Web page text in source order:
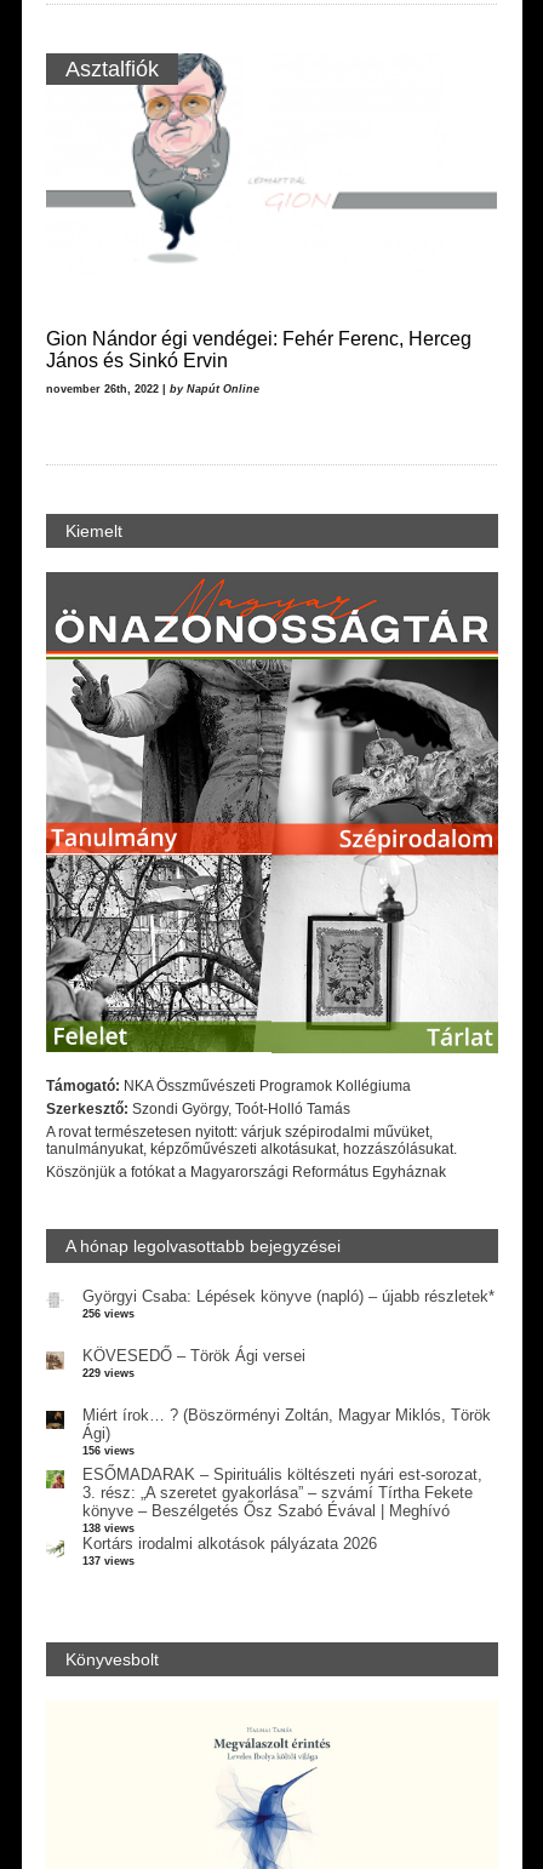
Asztalfiók
Gion Nándor égi vendégei: Fehér Ferenc, Herceg
János és Sinkó Ervin
november 26th, 2022 | by Napút Online
Kiemelt
Támogató: NKA Összművészeti Programok Kollégiuma
Szerkesztő: Szondi György, Toót-Holló Tamás
A rovat természetesen nyitott: várjuk szépirodalmi művüket,
tanulmányukat, képzőművészeti alkotásukat, hozzászólásukat.
Köszönjük a fotókat a Magyarországi Református Egyháznak
A hónap legolvasottabb bejegyzései
Györgyi Csaba: Lépések könyve (napló) – újabb részletek*
256 views
KÖVESEDŐ – Török Ági versei
229 views
Miért írok… ? (Böszörményi Zoltán, Magyar Miklós, Török
Ági)
156 views
ESŐMADARAK – Spirituális költészeti nyári est-sorozat,
3. rész: „A szeretet gyakorlása” – szvámí Tírtha Fekete
könyve – Beszélgetés Ősz Szabó Évával | Meghívó
138 views
Kortárs irodalmi alkotások pályázata 2026
137 views
Könyvesbolt